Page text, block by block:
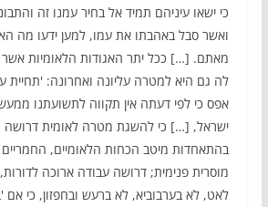
כי ישאו עיניהם תמיד אל בחיר עמנו זה
ואשר סבל באהבתו את עמו, למען ידעו מה
מאתם. […] ככל יתר האגודות הלאומיות אשר
לה גם היא למטרה עליונה ואחרונה: 'תחיית
אפס כי לפי דעתה אין תקווה לתשועתנו
ישראל, […] כי להשגת מטרה לאומית דרושה
בהתאחדות מיטב הכחות הלאומיים,
מוסרית פנימית; דרושה עבודה ארוכה
לאט, לא בערבוביא, לא ברעש ובחפזון, כי אם